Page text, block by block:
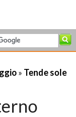
» Tende sole